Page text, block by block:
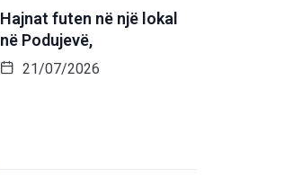
Hajnat futen në një lokal
në Podujevë,
21/07/2026